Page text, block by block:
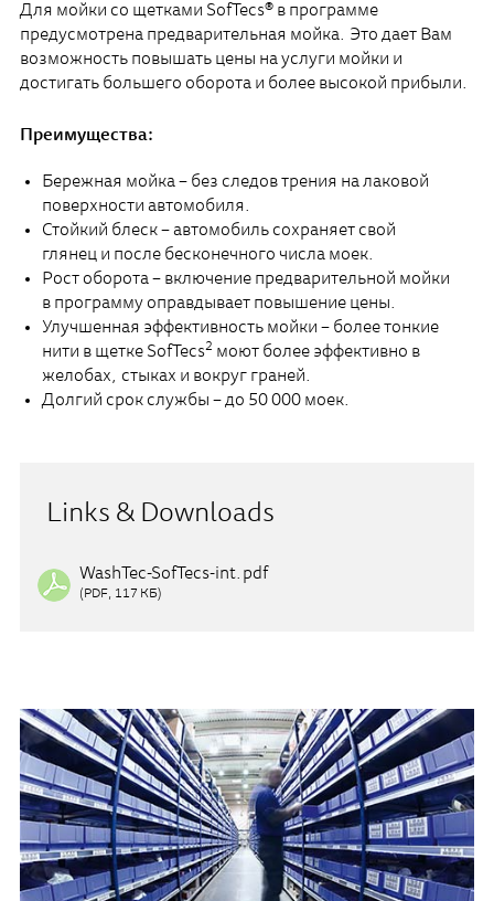
Для мойки со щетками SofTecs® в программе
предусмотрена предварительная мойка. Это дает Вам
возможность повышать цены на услуги мойки и
достигать большего оборота и более высокой прибыли.
Преимущества:
Бережная мойка – без следов трения на лаковой
поверхности автомобиля.
Стойкий блеск – автомобиль сохраняет свой
глянец и после бесконечного числа моек.
Рост оборота – включение предварительной мойки
в программу оправдывает повышение цены.
Улучшенная эффективность мойки – более тонкие
нити в щетке SofTecs2 моют более эффективно в
желобах, стыках и вокруг граней.
Долгий срок службы – до 50 000 моек.
Links & Downloads
WashTec-SofTecs-int.pdf
(PDF, 117 КБ)